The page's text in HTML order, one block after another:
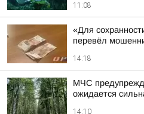
11:08
«Для
перевёл
14:18
МЧС
ожидается
14:10